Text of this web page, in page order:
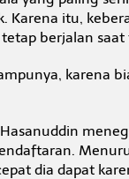
Karena itu,
berjalan
karena
dia dapat